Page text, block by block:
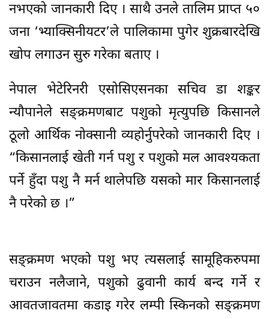
नभएको जानकारी दिए । साथै उनले तालिम प्राप्त ५०
जना ‘भ्याक्सिनीयटर’ले पालिकामा पुगेर शुक्रबारदेखि
खोप लगाउन सुरु गरेका बताए ।
नेपाल भेटेरिनरी एसोसिएसनका सचिव डा शङ्कर
न्यौपानेले सङ्क्रमणबाट पशुको मृत्युपछि किसानले
ठूलो आर्थिक नोक्सानी व्यहोर्नुपरेको जानकारी दिए ।
“किसानलाई खेती गर्न पशु र पशुको मल आवश्यकता
पर्ने हुँदा पशु नै मर्न थालेपछि यसको मार किसानलाई
नै परेको छ ।”
सङ्क्रमण भएको पशु भए त्यसलाई सामूहिकरुपमा
चराउन नलैजाने, पशुको ढुवानी कार्य बन्द गर्ने र
आवतजावतमा कडाइ गरेर लम्पी स्किनको सङ्क्रमण